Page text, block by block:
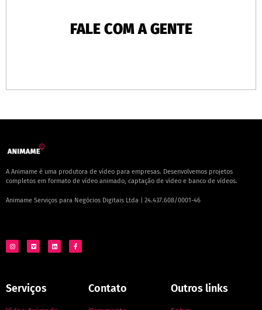
FALE COM A GENTE
A Animame é uma produtora de vídeo para empresas. Desenvolvemos projetos
completos em formato de vídeo animado, captação de vídeo e banco de vídeos.
Animame Serviços para Negócios Digitais Ltda | 24.437.608/0001-46
Serviços Contato Outros links